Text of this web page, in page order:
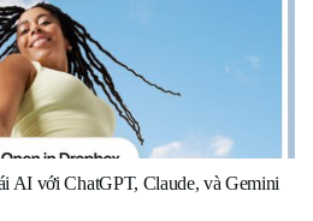
AI với ChatGPT, Claude, và Gemini